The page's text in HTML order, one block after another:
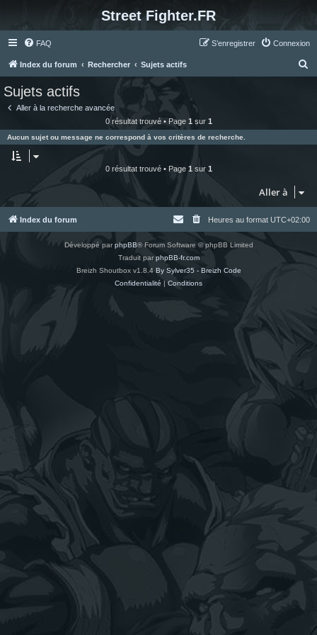
Street Fighter.FR
FAQ Connexion
S’enregistrer
Index du forum Rechercher Sujets actifs
e
r
Sujets actifs
Aller à la recherche avancée
0 résultat trouvé • Page 1 sur 1
Aucun sujet ou message ne correspond à vos critères de recherche.
0 résultat trouvé • Page 1 sur 1
Aller à
Index du forum Heures au format UTC+02:00
Développé parphpBB® Forum Software © phpBB Limited
Traduit parphpBB-fr.com
Breizh Shoutbox v1.8.4 By Sylver35 - Breizh Code
Confidentialité | Conditions